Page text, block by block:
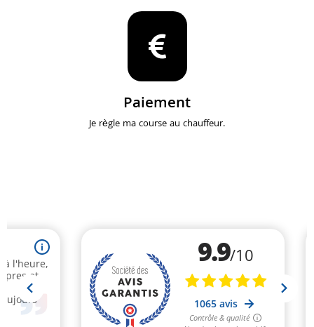
Paiement
Je règle ma course au chauffeur.